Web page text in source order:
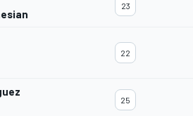
23
22
25